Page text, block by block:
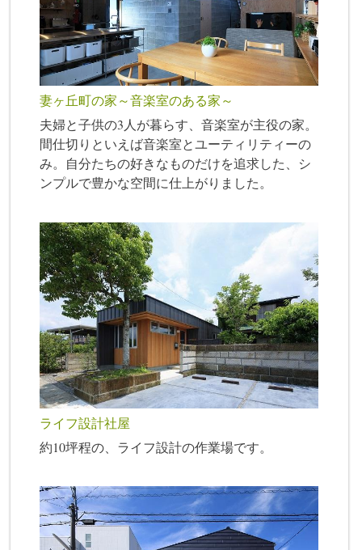
妻ヶ丘町の家～音楽室のある家～
夫婦と子供の3人が暮らす、音楽室が主役の家。
間仕切りといえば音楽室とユーティリティーの
み。自分たちの好きなものだけを追求した、シ
ンプルで豊かな空間に仕上がりました。
ライフ設計社屋
約10坪程の、ライフ設計の作業場です。